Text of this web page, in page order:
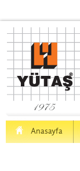
Anasayfa
H